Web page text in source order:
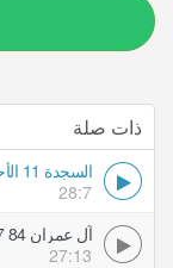
ذات صلة
28:7
27:13